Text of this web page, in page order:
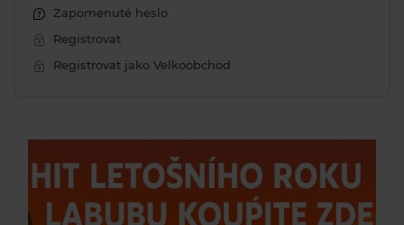
Zapomenuté heslo
Registrovat
Registrovat jako Velkoobchod